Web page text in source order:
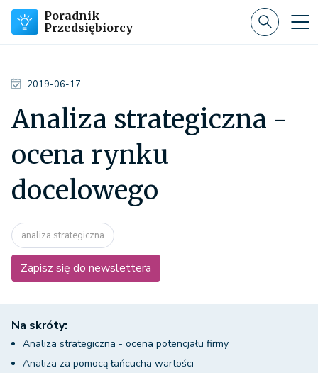
Poradnik
Przedsiębiorcy
2019-06-17
Analiza strategiczna -
ocena rynku
docelowego
analiza strategiczna
Zapisz się do newslettera
Na skróty:
Analiza strategiczna - ocena potencjału firmy
Analiza za pomocą łańcucha wartości